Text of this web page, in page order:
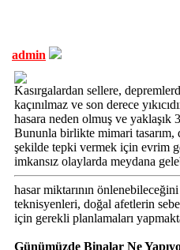
admin
Kasırgalardan sellere,
kaçınılmaz ve son derece
hasara neden olmuş ve yaklaşık
Bununla birlikte mimari
şekilde tepki vermek için evrim
imkansız olaylarda meydana
hasar miktarının
teknisyenleri, doğal afetlerin
için gerekli planlamaları
Günümüzde Binalar Ne